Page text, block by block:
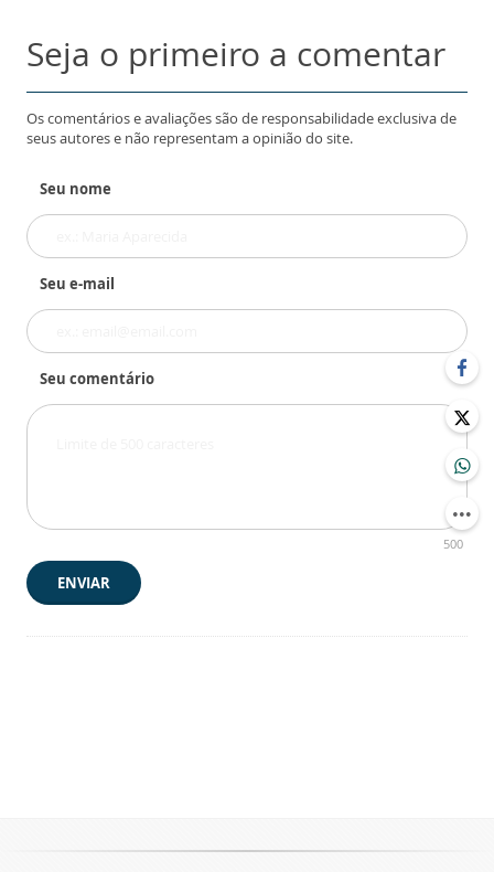
Seja o primeiro a comentar
Os comentários e avaliações são de responsabilidade exclusiva de
seus autores e não representam a opinião do site.
Seu nome
Seu e-mail
Seu comentário
500
ENVIAR